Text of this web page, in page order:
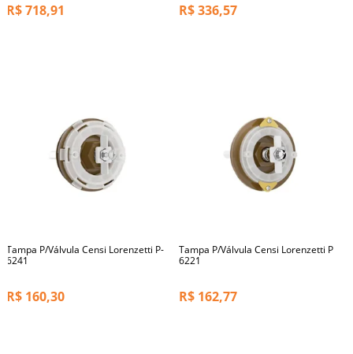
R$718,91 R$336,57
Tampa P/Válvula Censi Lorenzetti P-
6241
R$ 160,30
Tampa P/Válvula Censi Lorenzetti P
6221
R$ 162,77